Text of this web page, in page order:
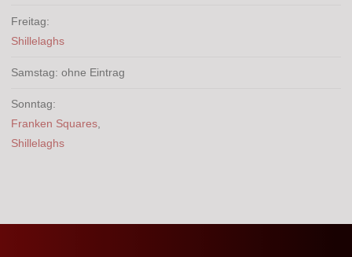
Freitag:
Shillelaghs
Samstag: ohne Eintrag
Sonntag:
Franken Squares,
Shillelaghs